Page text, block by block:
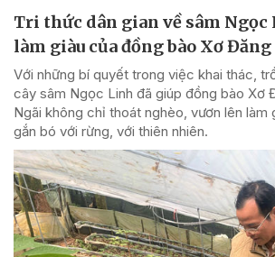
Tri thức dân gian về sâm Ngọc
làm giàu của đồng bào Xơ Đăng
Với những bí quyết trong việc khai thác,
cây sâm Ngọc Linh đã giúp đồng bào Xơ
Ngãi không chỉ thoát nghèo, vươn lên làm
gắn bó với rừng, với thiên nhiên.